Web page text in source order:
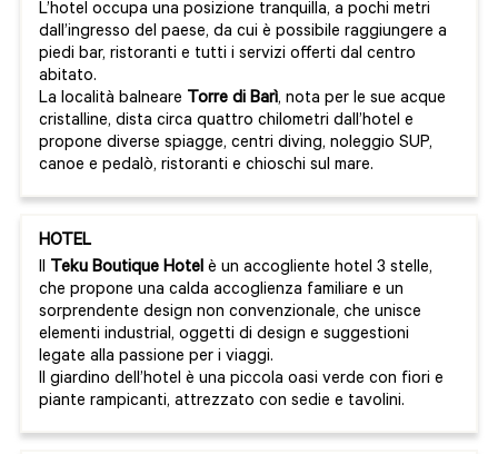
L’hotel occupa una posizione tranquilla, a pochi metri
dall’ingresso del paese, da cui è possibile raggiungere a
piedi bar, ristoranti e tutti i servizi offerti dal centro
abitato.
La località balneare Torre di Barì, nota per le sue acque
cristalline, dista circa quattro chilometri dall’hotel e
propone diverse spiagge, centri diving, noleggio SUP,
canoe e pedalò, ristoranti e chioschi sul mare.
HOTEL
Il Teku Boutique Hotel è un accogliente hotel 3 stelle,
che propone una calda accoglienza familiare e un
sorprendente design non convenzionale, che unisce
elementi industrial, oggetti di design e suggestioni
legate alla passione per i viaggi.
Il giardino dell’hotel è una piccola oasi verde con fiori e
piante rampicanti, attrezzato con sedie e tavolini.